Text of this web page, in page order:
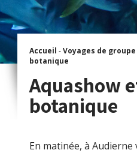
Accueil -Voyages de
botanique
Aquashow
botanique
En matinée, à Audierne